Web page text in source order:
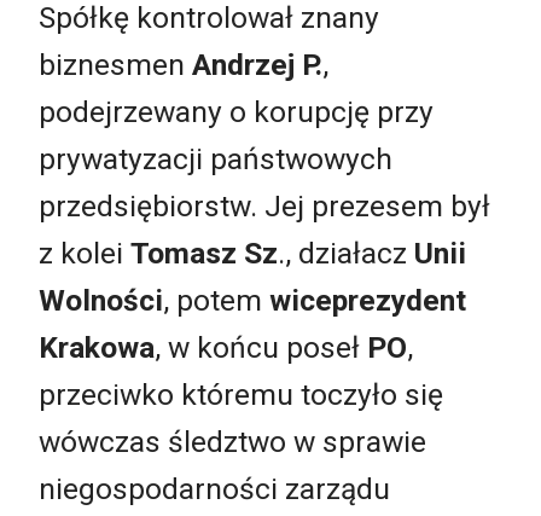
Spółkę kontrolował znany
biznesmen Andrzej P.,
podejrzewany o korupcję przy
prywatyzacji państwowych
przedsiębiorstw. Jej prezesem był
z kolei Tomasz Sz., działacz Unii
Wolności, potem wiceprezydent
Krakowa, w końcu poseł PO,
przeciwko któremu toczyło się
wówczas śledztwo w sprawie
niegospodarności zarządu